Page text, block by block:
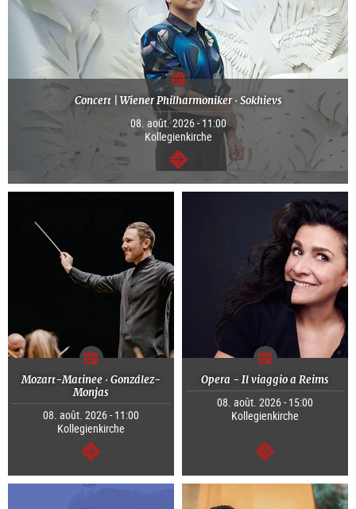
Concert | Wiener Philharmoniker · Sokhievs
08. août. 2026 - 11:00
Kollegienkirche
Continuer
Mozart-Matinee · González-
Monjas
08. août. 2026 - 11:00
Kollegienkirche
Continuer
Opera - Il viaggio a Reims
08. août. 2026 - 15:00
Kollegienkirche
Continuer